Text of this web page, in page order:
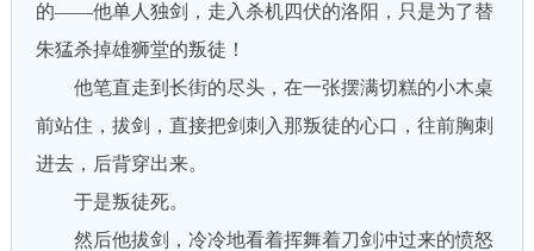
的——他单人独剑，走入杀机四伏的洛阳，只是为了替
朱猛杀掉雄狮堂的叛徒！
他笔直走到长街的尽头，在一张摆满切糕的小木桌
前站住，拔剑，直接把剑刺入那叛徒的心口，往前胸刺
进去，后背穿出来。
于是叛徒死。
然后他拔剑，冷冷地看着挥舞着刀剑冲过来的愤怒